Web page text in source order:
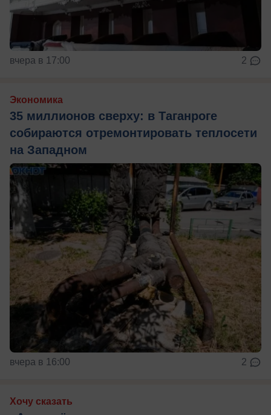
вчера в 17:00 2
Экономика
35 миллионов сверху: в Таганроге
собираются отремонтировать теплосети
на Западном
вчера в 16:00 2
Хочу сказать